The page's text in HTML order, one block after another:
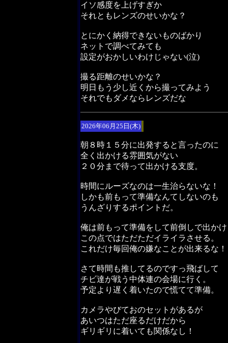
イソ感度を上げすぎか
それともレンズのせいかな？
とにかく納得できないものばかり
ネットで調べてみても
設定がおかしいわけじゃない(泣)
撮る距離のせいかな？
明日もう少し近くから撮ってみよう
それでもダメならレンズだな
2026年06月25日(木)
朝８時１５分に出発すると言ったのに
全く出かける雰囲気がない
２０分まで待って出かける支度。
時間にルーズなのは一生治らないな！
しかも前もって準備なんてしないのも
うんざりするポイントだ。
俺は前もって準備をして前倒しで出か
この点ではただただイライラさせる。
これだけ毎回俺の嫌なことが出来るな！
さて時間も推してるのですっ飛ばして
チビ達が戦う中体連の会場に行く。
予定より遅く着いたので慌てて準備。
カメラやびておのセットがあるが
あいつはただ座るだけだから
ギリギリに着いても関係なし！